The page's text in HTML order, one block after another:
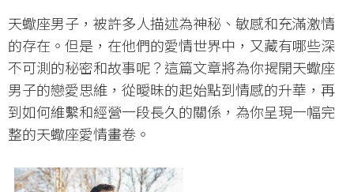
天蠍座男子，被許多人描述為神秘、敏感和充滿激情
的存在。但是，在他們的愛情世界中，又藏有哪些深
不可測的秘密和故事呢？這篇文章將為你揭開天蠍座
男子的戀愛思維，從曖昧的起始點到情感的升華，再
到如何維繫和經營一段長久的關係，為你呈現一幅完
整的天蠍座愛情畫卷。